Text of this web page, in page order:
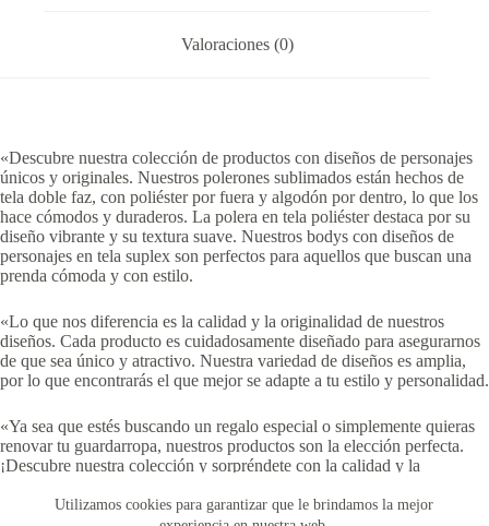
Utilizamos cookies para garantizar que le brindamos la mejor
Valoraciones (0)
«Descubre nuestra colección de productos con diseños de personajes
únicos y originales. Nuestros polerones sublimados están hechos de
tela doble faz, con poliéster por fuera y algodón por dentro, lo que los
hace cómodos y duraderos. La polera en tela poliéster destaca por su
diseño vibrante y su textura suave. Nuestros bodys con diseños de
personajes en tela suplex son perfectos para aquellos que buscan una
prenda cómoda y con estilo.
«Lo que nos diferencia es la calidad y la originalidad de nuestros
diseños. Cada producto es cuidadosamente diseñado para asegurarnos
de que sea único y atractivo. Nuestra variedad de diseños es amplia,
por lo que encontrarás el que mejor se adapte a tu estilo y personalidad.
«Ya sea que estés buscando un regalo especial o simplemente quieras
renovar tu guardarropa, nuestros productos son la elección perfecta.
¡Descubre nuestra colección y sorpréndete con la calidad y la